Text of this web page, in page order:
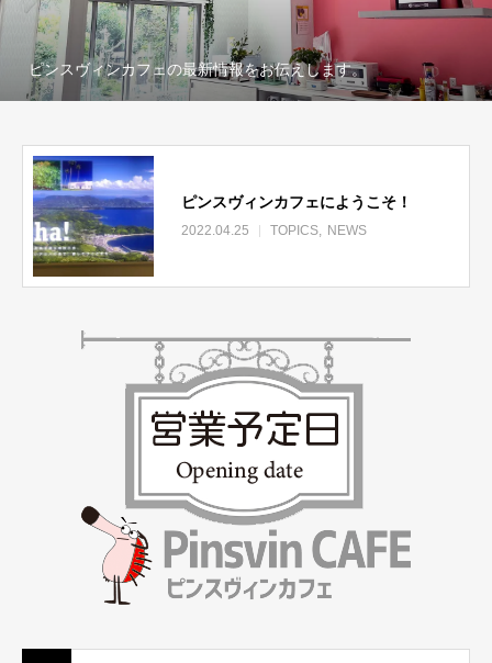
ピンスヴィンカフェの最新情報をお伝えします。
ピンスヴィンカフェにようこそ！
2022.04.25 TOPICS NEWS